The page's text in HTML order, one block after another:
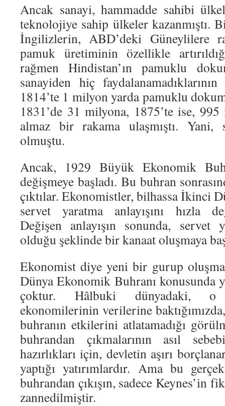
Ancak sanayi, hammadde sahibi
teknolojiye sahip ülkeler kazanmıştı.
İngilizlerin, ABD’deki Güneylilere
pamuk üretiminin özellikle
rağmen Hindistan’ın pamuklu
sanayiden hiç
1814’te 1 milyon yarda pamuklu
1831’de 31 milyona, 1875’te ise,
almaz bir rakama ulaşmıştı. Yani,
olmuştu.
Ancak, 1929 Büyük Ekonomik
değişmeye başladı. Bu buhran
çıktılar. Ekonomistler, bilhassa İkinci
servet yaratma anlayışını hızla
Değişen anlayışın sonunda, servet
olduğu şeklinde bir kanaat oluşmaya
Ekonomist diye yeni bir gurup
Dünya Ekonomik Buhranı konusunda
çoktur. Hâlbuki dünyadaki, o
ekonomilerinin verilerine
buhranın etkilerini atlatamadığı
buhrandan çıkmalarının asıl
hazırlıkları için, devletin aşırı
yaptığı yatırımlardır. Ama bu
buhrandan çıkışın, sadece Keynes’in
zannedilmiştir.